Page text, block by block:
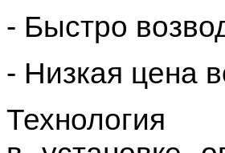
всянагрузка
распределяя
зависимости